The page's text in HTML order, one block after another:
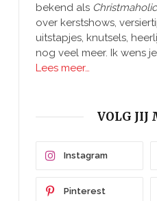
bekend als
over kerstshows,
uitstapjes, knutsels,
nog veel meer. Ik wens
Lees meer…
VOLG JIJ
Instagram
Pinterest